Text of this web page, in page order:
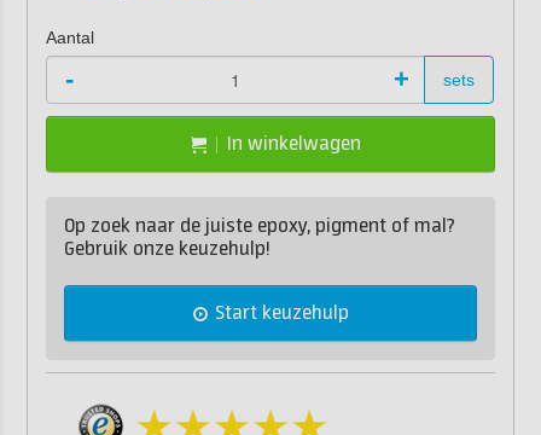
Aantal
- + sets
In winkelwagen
Op zoek naar de juiste epoxy, pigment of mal?
Gebruik onze keuzehulp!
Start keuzehulp